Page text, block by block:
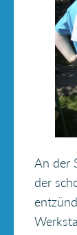
An der
der